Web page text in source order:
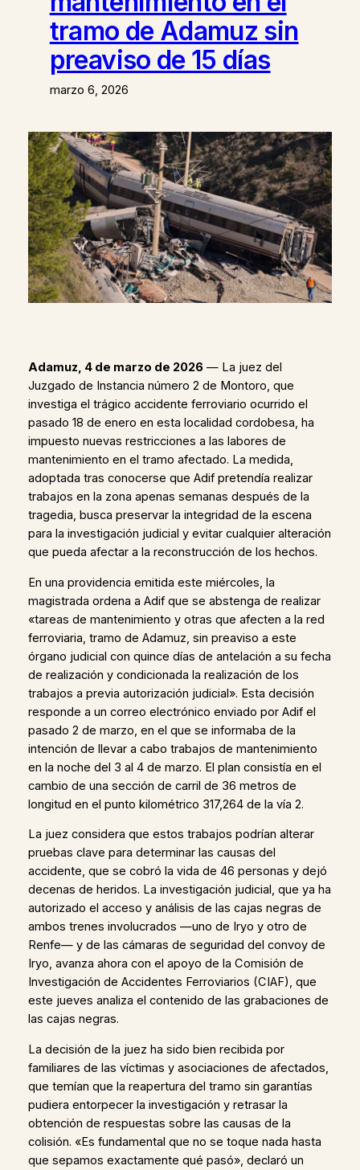
tramo de Adamuz sin
preaviso de 15 días
marzo 6, 2026
Adamuz, 4 de marzo de 2026— La juez del
Juzgado de Instancia número 2 de Montoro, que
investiga el trágico accidente ferroviario ocurrido el
pasado 18 de enero en esta localidad cordobesa, ha
impuesto nuevas restricciones a las labores de
mantenimiento en el tramo afectado. La medida,
adoptada tras conocerse que Adif pretendía realizar
trabajos en la zona apenas semanas después de la
tragedia, busca preservar la integridad de la escena
para la investigación judicial y evitar cualquier alteración
que pueda afectar a la reconstrucción de los hechos.
En una providencia emitida este miércoles, la
magistrada ordena a Adif que se abstenga de realizar
«tareas de mantenimiento y otras que afecten a la red
ferroviaria, tramo de Adamuz, sin preaviso a este
órgano judicial con quince días de antelación a su fecha
de realización y condicionada la realización de los
trabajos a previa autorización judicial». Esta decisión
responde a un correo electrónico enviado por Adif el
pasado 2 de marzo, en el que se informaba de la
intención de llevar a cabo trabajos de mantenimiento
en la noche del 3 al 4 de marzo. El plan consistía en el
cambio de una sección de carril de 36 metros de
longitud en el punto kilométrico 317,264 de la vía 2.
La juez considera que estos trabajos podrían alterar
pruebas clave para determinar las causas del
accidente, que se cobró la vida de 46 personas y dejó
decenas de heridos. La investigación judicial, que ya ha
autorizado el acceso y análisis de las cajas negras de
ambos trenes involucrados —uno de Iryo y otro de
Renfe— y de las cámaras de seguridad del convoy de
Iryo, avanza ahora con el apoyo de la Comisión de
Investigación de Accidentes Ferroviarios (CIAF), que
este jueves analiza el contenido de las grabaciones de
las cajas negras.
La decisión de la juez ha sido bien recibida por
familiares de las víctimas y asociaciones de afectados,
que temían que la reapertura del tramo sin garantías
pudiera entorpecer la investigación y retrasar la
obtención de respuestas sobre las causas de la
colisión. «Es fundamental que no se toque nada hasta
que sepamos exactamente qué pasó», declaró un